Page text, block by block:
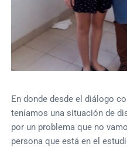
En donde desde el diálogo
teníamos una situación de
por un problema que no
persona que está en el